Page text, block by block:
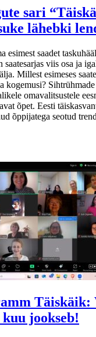
sari
lähebki
esimest saadet
viis osa ja
Millest esimeses
kogemusi?
omavalitsustele
õpet. Eesti
õppijatega seotud
Täiskäik:
jookseb!